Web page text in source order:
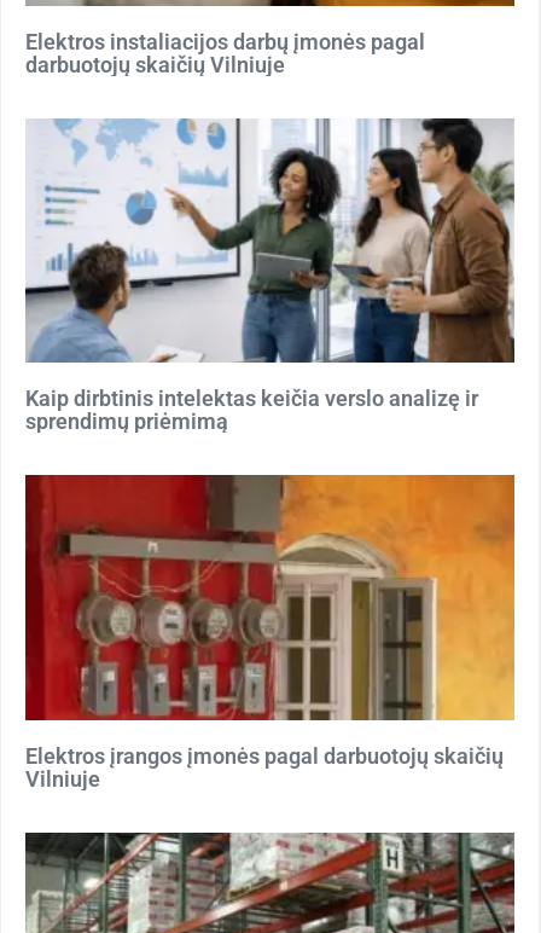
Elektros instaliacijos darbų įmonės pagal
darbuotojų skaičių Vilniuje
Kaip dirbtinis intelektas keičia verslo analizę ir
sprendimų priėmimą
Elektros įrangos įmonės pagal darbuotojų skaičių
Vilniuje